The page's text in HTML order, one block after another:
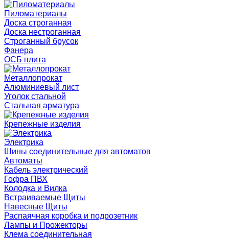
Пиломатериалы
Доска строганная
Доска нестроганная
Строганный брусок
Фанера
ОСБ плита
Металлопрокат
Алюминиевый лист
Уголок стальной
Стальная арматура
Крепежные изделия
Электрика
Шины соединительные для автоматов
Автоматы
Кабель электрический
Гофра ПВХ
Колодка и Вилка
Встраиваемые Щиты
Навесные Щиты
Распаячная коробка и подрозетник
Лампы и Прожекторы
Клема соединительная